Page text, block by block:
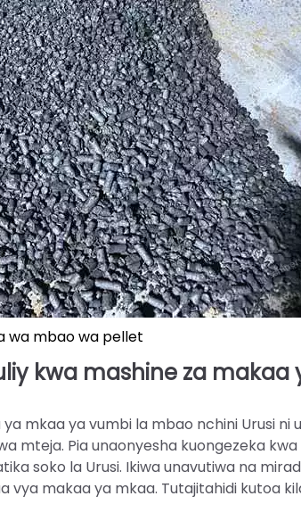
wa mbao wa pellet
kwa mashine za makaa
mkaa ya vumbi la mbao nchini Urusi ni
mteja. Pia unaonyesha kuongezeka
soko la Urusi. Ikiwa unavutiwa na
vya makaa ya mkaa. Tutajitahidi kutoa